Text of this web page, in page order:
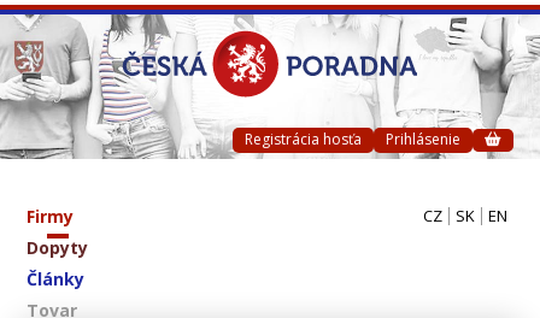
Registrácia hosťa Prihlásenie
Firmy
Dopyty
Články
Tovar
CZ SK EN